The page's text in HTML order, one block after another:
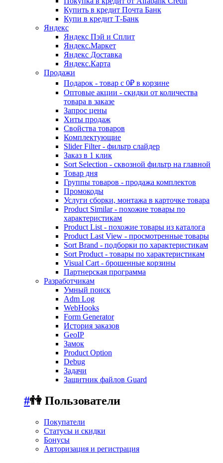
Купить в кредит Почта Банк
Купи в кредит Т-Банк
Яндекс
Яндекс Пэй и Сплит
Яндекс.Маркет
Яндекс Доставка
Яндекс.Карта
Продажи
Подарок - товар с 0₽ в корзине
Оптовые акции - скидки от количества
товара в заказе
Запрос цены
Хиты продаж
Свойства товаров
Комплектующие
Slider Filter - фильтр слайдер
Заказ в 1 клик
Sort Selection - сквозной фильтр на главной
Товар дня
Группы товаров - продажа комплектов
Промокоды
Услуги сборки, монтажа в карточке товара
Product Similar - похожие товары по
характеристикам
Product List - похожие товары из каталога
Product Last View - просмотренные товары
Sort Brand - подборки по характеристикам
Sort Product - товары по характеристикам
Visual Cart - брошенные корзины
Партнерская программа
Разработчикам
Умный поиск
Adm Log
WebHooks
Form Generator
История заказов
GeoIP
Замок
Product Option
Debug
Задачи
Защитник файлов Guard
#👫 Пользователи
Покупатели
Статусы и скидки
Бонусы
Авторизация и регистрация